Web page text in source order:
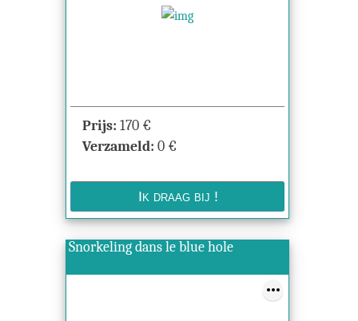
Prijs: 170 €
Verzameld: 0 €
Snorkeling dans le blue hole